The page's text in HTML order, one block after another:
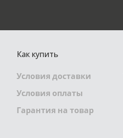
Как купить
Условия доставки
Условия оплаты
Гарантия на товар